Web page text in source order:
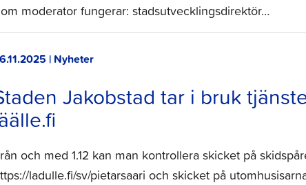
moderator fungerar: stadsutvecklingsdirektör…
| Nyheter
Jakobstad tar i bruk
och med 1.12 kan man kontrollera skicket på
ladulle.fi/sv/pietarsaari och skicket på